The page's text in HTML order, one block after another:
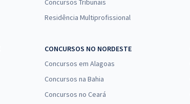
Concursos Tribunais
Residência Multiprofissional
CONCURSOS NO NORDESTE
Concursos em Alagoas
Concursos na Bahia
Concursos no Ceará